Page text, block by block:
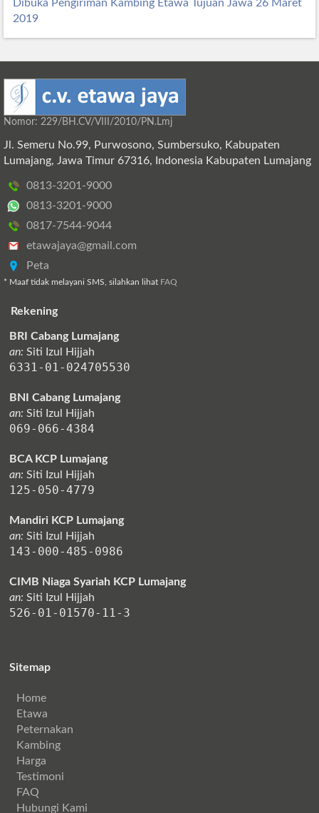
Dibuka Pengiriman Kambing Etawa Tujuan Jawa 26 Maret
2019
Nomor: 229/BH.CV/VIII/2010/PN.Lmj
Jl. Semeru No.99, Purwosono, Sumbersuko, Kabupaten
Lumajang, Jawa Timur 67316, Indonesia Kabupaten Lumajang
0813-3201-9000
0813-3201-9000
0817-7544-9044
etawajaya@gmail.com
Peta
* Maaf tidak melayani SMS, silahkan lihat FAQ
Rekening
BRI Cabang Lumajang
an: Siti Izul Hijjah
6331-01-024705530
BNI Cabang Lumajang
an: Siti Izul Hijjah
069-066-4384
BCA KCP Lumajang
an: Siti Izul Hijjah
125-050-4779
Mandiri KCP Lumajang
an: Siti Izul Hijjah
143-000-485-0986
CIMB Niaga Syariah KCP Lumajang
an: Siti Izul Hijjah
526-01-01570-11-3
Sitemap
Home
Etawa
Peternakan
Kambing
Harga
Testimoni
FAQ
Hubungi Kami